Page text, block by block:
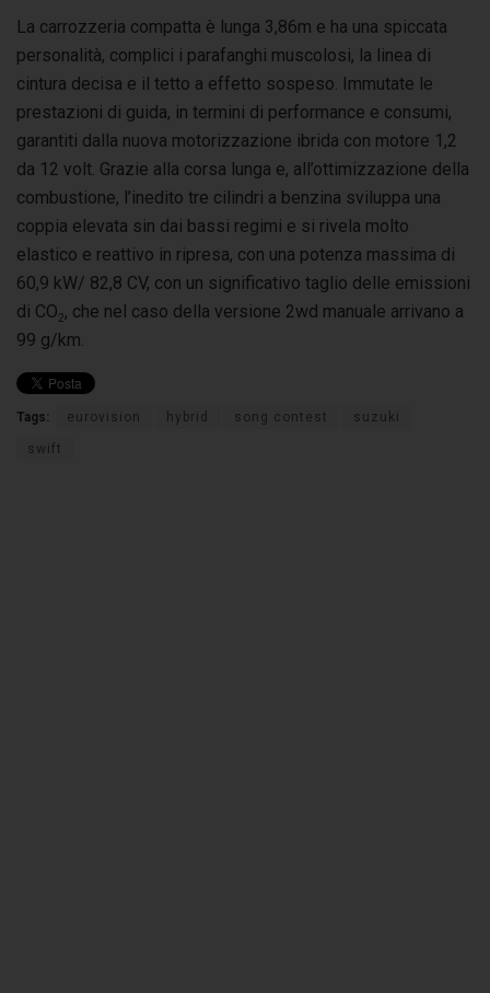
La carrozzeria compatta è lunga 3,86m e ha una spiccata
personalità, complici i parafanghi muscolosi, la linea di
cintura decisa e il tetto a effetto sospeso. Immutate le
prestazioni di guida, in termini di performance e consumi,
garantiti dalla nuova motorizzazione ibrida con motore 1,2
da 12 volt. Grazie alla corsa lunga e, all’ottimizzazione della
combustione, l’inedito tre cilindri a benzina sviluppa una
coppia elevata sin dai bassi regimi e si rivela molto
elastico e reattivo in ripresa, con una potenza massima di
60,9 kW/ 82,8 CV, con un significativo taglio delle emissioni
di CO2, che nel caso della versione 2wd manuale arrivano a
99 g/km.
Tags: eurovision hybrid song contest suzuki
swift